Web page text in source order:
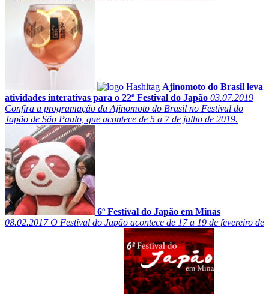
Ajinomoto do Brasil leva
atividades interativas para o 22º Festival do Japão 03.07.2019
Confira a programação da Ajinomoto do Brasil no Festival do
Japão de São Paulo, que acontece de 5 a 7 de julho de 2019.
6º Festival do Japão em Minas
08.02.2017O Festival do Japão acontece de 17 a 19 de fevereiro de